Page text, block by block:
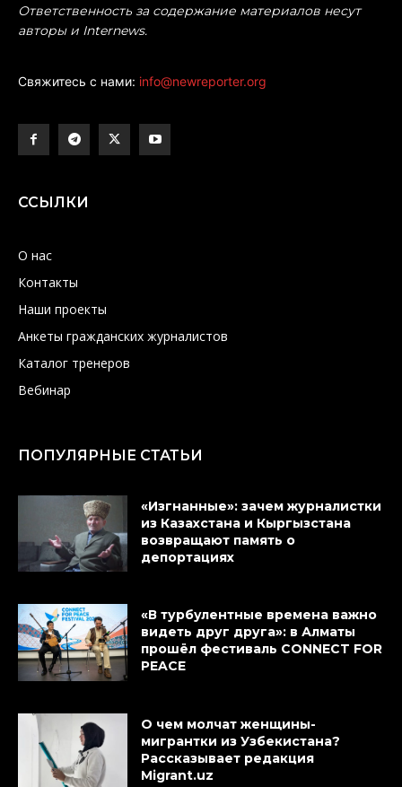
Ответственность за содержание материалов несут
авторы и Internews.
Свяжитесь с нами: info@newreporter.org
ССЫЛКИ
О нас
Контакты
Наши проекты
Анкеты гражданских журналистов
Каталог тренеров
Вебинар
ПОПУЛЯРНЫЕ СТАТЬИ
«Изгнанные»: зачем журналистки
из Казахстана и Кыргызстана
возвращают память о
депортациях
«В турбулентные времена важно
видеть друг друга»: в Алматы
прошёл фестиваль CONNECT FOR
PEACE
О чем молчат женщины-
мигрантки из Узбекистана?
Рассказывает редакция
Migrant.uz